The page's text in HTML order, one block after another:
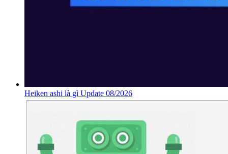
Heiken ashi là gì Update 08/2026